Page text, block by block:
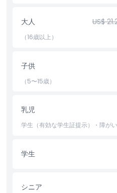
好家や建築好き、息を呑むような
て、このアトラクションはロンド
にし行列を避けるため、事前にオ
ハイライト
含まれるもの
大人 US$
（16歳以上）
子供
（5〜15歳）
乳児
学生（有効な学生証提示）・障が
学生
シニア